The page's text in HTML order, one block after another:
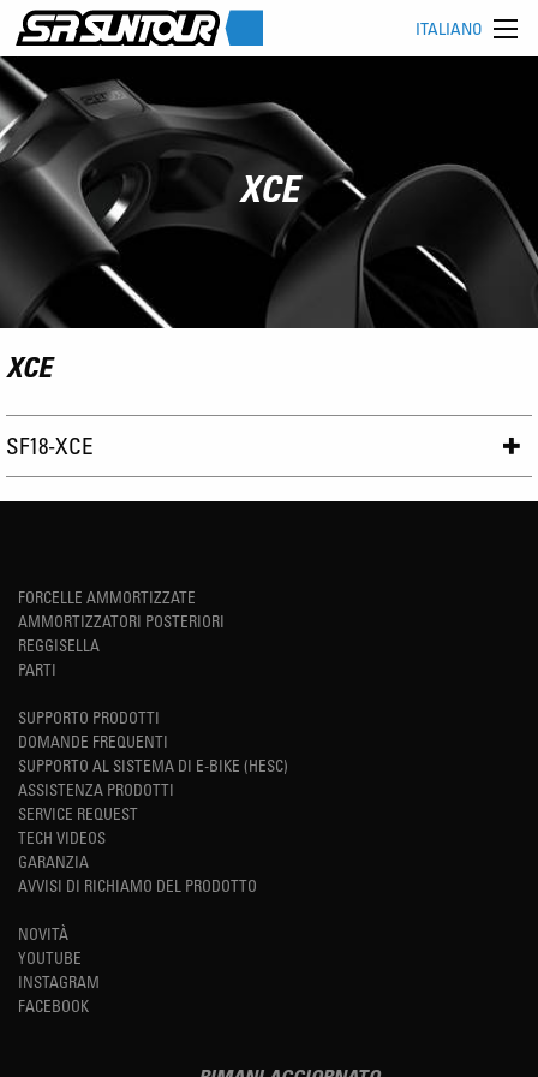
ITALIANO
XCE
XCE
SF18-XCE
FORCELLE AMMORTIZZATE
AMMORTIZZATORI POSTERIORI
REGGISELLA
PARTI
SUPPORTO PRODOTTI
DOMANDE FREQUENTI
SUPPORTO AL SISTEMA DI E-BIKE (HESC)
ASSISTENZA PRODOTTI
SERVICE REQUEST
TECH VIDEOS
GARANZIA
AVVISI DI RICHIAMO DEL PRODOTTO
NOVITÀ
YOUTUBE
INSTAGRAM
FACEBOOK